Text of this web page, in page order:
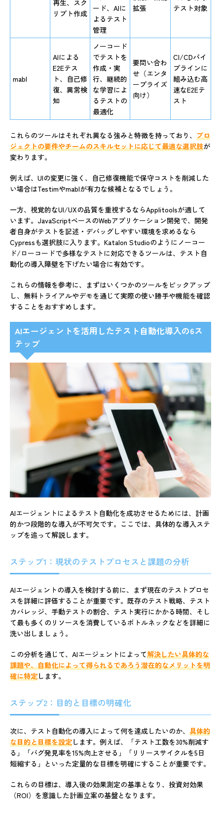
再生、スク
リプト作成
ード、AIに
よるテスト
管理
拡張
テスト対象
mabl
AIによる
E2Eテス
ト、自己修
復、異常検
知
ノーコード
でテストを
作成・実
行、継続的
な学習によ
るテストの
最適化
要問い合わ
せ（エンタ
ープライズ
向け）
CI/CDパイ
プラインに
組み込む高
速なE2Eテ
スト
これらのツールはそれぞれ異なる強みと特徴を持っており、 プロ
ジェクトの要件やチームのスキルセットに応じて最適な選択肢が
変わります。
例えば、UIの変更に強く、自己修復機能で保守コストを削減した
い場合はTestimやmablが有力な候補となるでしょう。
一方、視覚的なUI/UXの品質を重視するならApplitoolsが適して
います。JavaScriptベースのWebアプリケーション開発で、開発
者自身がテストを記述・デバッグしやすい環境を求めるなら
Cypressも選択肢に入ります。Katalon Studioのようにノーコー
ド/ローコードで多様なテストに対応できるツールは、テスト自
動化の導入障壁を下げたい場合に有効です。
これらの情報を参考に、まずはいくつかのツールをピックアップ
し、無料トライアルやデモを通じて実際の使い勝手や機能を確認
することをおすすめします。
AIエージェントを活用したテスト自動化導入の6ス
テップ
AIエージェントによるテスト自動化を成功させるためには、計画
的かつ段階的な導入が不可欠です。ここでは、具体的な導入ステ
ップを追って解説します。
ステップ1：現状のテストプロセスと課題の分析
AIエージェントの導入を検討する前に、まず現在のテストプロセ
スを詳細に評価することが重要です。既存のテスト戦略、テスト
カバレッジ、手動テストの割合、テスト実行にかかる時間、そし
て最も多くのリソースを消費しているボトルネックなどを詳細に
洗い出しましょう。
この分析を通じて、AIエージェントによって解決したい具体的な
課題や、自動化によって得られるであろう潜在的なメリットを明
確に特定します。
ステップ2：目的と目標の明確化
次に、テスト自動化の導入によって何を達成したいのか、 具体的
な目的と目標を設定します。例えば、「テスト工数を30%削減す
る」「バグ発見率を15%向上させる」「リリースサイクルを5日
短縮する」といった定量的な目標を明確にすることが重要です。
これらの目標は、導入後の効果測定の基準となり、投資対効果
（ROI）を意識した計画立案の基盤となります。